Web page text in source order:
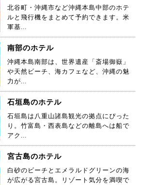
北谷町・沖縄市など沖縄本島中部のホテ
ルと飛行機をまとめて予約できます。米
軍基...
南部のホテル
沖縄本島南部は、世界遺産「斎場御嶽」
や天然ビーチ、海カフェなど、沖縄の魅
力が...
石垣島のホテル
石垣島は八重山諸島観光の拠点にぴった
り。竹富島・西表島などの離島へは船で
アク...
宮古島のホテル
白砂のビーチとエメラルドグリーンの海
が広がる宮古島。リゾート気分を満喫で